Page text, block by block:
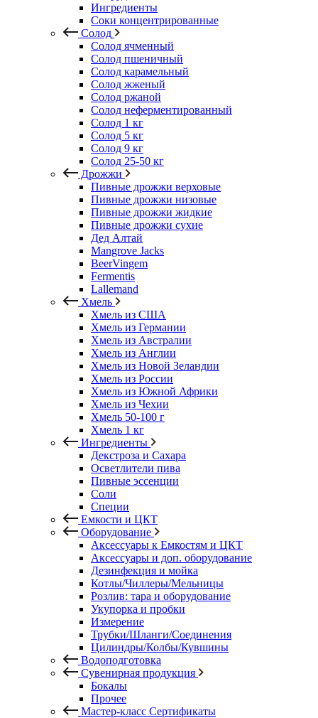
Ингредиенты
Соки концентрированные
Солод
Солод ячменный
Солод пшеничный
Солод карамельный
Солод жженый
Солод ржаной
Солод неферментированный
Солод 1 кг
Солод 5 кг
Солод 9 кг
Солод 25-50 кг
Дрожжи
Пивные дрожжи верховые
Пивные дрожжи низовые
Пивные дрожжи жидкие
Пивные дрожжи сухие
Дед Алтай
Mangrove Jacks
BeerVingem
Fermentis
Lallemand
Хмель
Хмель из США
Хмель из Германии
Хмель из Австралии
Хмель из Англии
Хмель из Новой Зеландии
Хмель из России
Хмель из Южной Африки
Хмель из Чехии
Хмель 50-100 г
Хмель 1 кг
Ингредиенты
Декстроза и Сахара
Осветлители пива
Пивные эссенции
Соли
Специи
Емкости и ЦКТ
Оборудование
Аксессуары к Емкостям и ЦКТ
Аксессуары и доп. оборудование
Дезинфекция и мойка
Котлы/Чиллеры/Мельницы
Розлив: тара и оборудование
Укупорка и пробки
Измерение
Трубки/Шланги/Соединения
Цилиндры/Колбы/Кувшины
Водоподготовка
Сувенирная продукция
Бокалы
Прочее
Мастер-класс Сертификаты